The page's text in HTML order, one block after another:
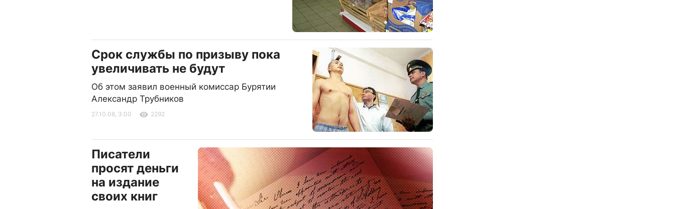
Срок службы по призыву пока
увеличивать не будут
Об этом заявил военный комиссар Бурятии
Александр Трубников
27.10.08, 3:00 2292
Писатели
просят деньги
на издание
своих книг